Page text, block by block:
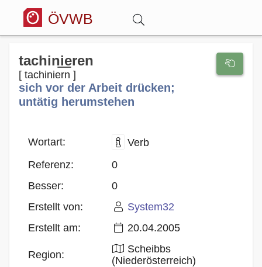
ÖVWB
Anmelden
Wörterbuch
Forum
tachini͟eren
[ tachiniern ]
sich vor der Arbeit drücken;
untätig herumstehen
Wortart:
Verb
Referenz:
0
Besser:
0
Erstellt von:
System32
Erstellt am:
20.04.2005
Region:
Scheibbs
(Niederösterreich)